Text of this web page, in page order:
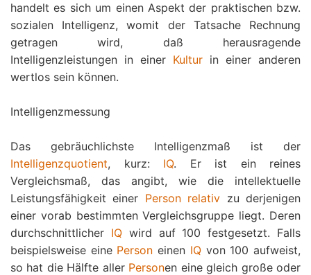
handelt es sich um einen Aspekt der praktischen bzw.
sozialen Intelligenz, womit der Tatsache Rechnung
getragen wird, daß herausragende
Intelligenzleistungen in einer Kultur in einer anderen
wertlos sein können.
Intelligenzmessung
Das gebräuchlichste Intelligenzmaß ist der
Intelligenzquotient, kurz: IQ. Er ist ein reines
Vergleichsmaß, das angibt, wie die intellektuelle
Leistungsfähigkeit einer Person relativ zu derjenigen
einer vorab bestimmten Vergleichsgruppe liegt. Deren
durchschnittlicher IQwird auf 100 festgesetzt. Falls
beispielsweise eine Person einen IQvon 100 aufweist,
so hat die Hälfte aller Personen eine gleich große oder